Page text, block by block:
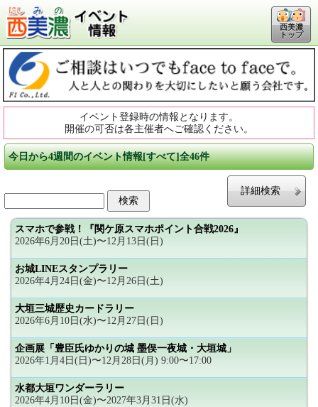
西美濃
トップ
イベント登録時の情報となります。
開催の可否は各主催者へご確認ください。
今日から4週間のイベント情報[すべて]全46件
詳細検索
スマホで参戦！『関ケ原スマホポイント合戦2026』
2026年6月20日(土)〜12月13日(日)
お城LINEスタンプラリー
2026年4月24日(金)〜12月26日(土)
大垣三城歴史カードラリー
2026年6月10日(水)〜12月27日(日)
企画展「豊臣氏ゆかりの城 墨俣一夜城・大垣城」
2026年1月4日(日)〜12月28日(月) 9:00〜17:00
水都大垣ワンダーラリー
2026年4月10日(金)〜2027年3月31日(水)